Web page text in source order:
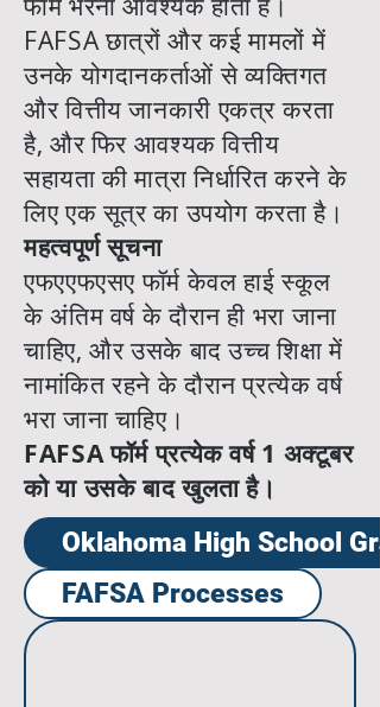
FAFSA छात्रों और कई मामलों में
उनके योगदानकर्ताओं से व्यक्तिगत
और वित्तीय जानकारी एकत्र करता
है, और फिर आवश्यक वित्तीय
सहायता की मात्रा निर्धारित करने के
लिए एक सूत्र का उपयोग करता है।
महत्वपूर्ण सूचना
एफएएफएसए फॉर्म केवल हाई स्कूल
के अंतिम वर्ष के दौरान ही भरा जाना
चाहिए, और उसके बाद उच्च शिक्षा में
नामांकित रहने के दौरान प्रत्येक वर्ष
भरा जाना चाहिए।
FAFSA फॉर्म प्रत्येक वर्ष 1 अक्टूबर
को या उसके बाद खुलता है।
Oklahoma High School
FAFSA Processes